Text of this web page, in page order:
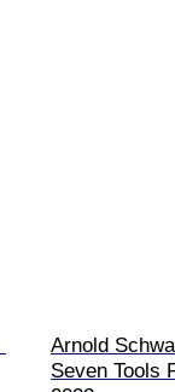
Arnold
Seven Tools